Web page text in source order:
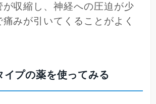
が収縮し、神経への圧迫が少
みが引いてくることがよく
イプの薬を使ってみる